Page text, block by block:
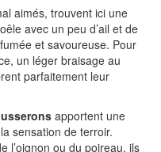
aimés, trouvent ici une
avec un peu d’ail et de
et savoureuse. Pour
un léger braisage au
parfaitement leur
apportent une
sensation de terroir.
l’oignon ou du poireau, ils